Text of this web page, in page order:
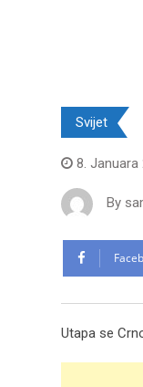
Svijet
8. Januara
By
Utapa se